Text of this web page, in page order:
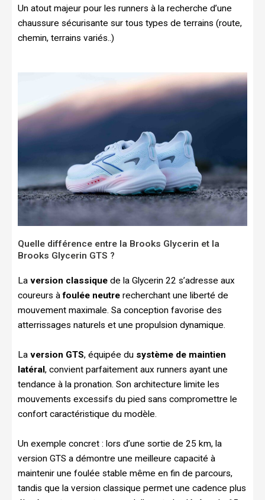
Un atout majeur pour les runners à la recherche d’une
chaussure sécurisante sur tous types de terrains (route,
chemin, terrains variés..)
Quelle différence entre la Brooks Glycerin et la
Brooks Glycerin GTS ?
La version classique de la Glycerin 22 s’adresse aux
coureurs àfoulée neutre recherchant une liberté de
mouvement maximale. Sa conception favorise des
atterrissages naturels et une propulsion dynamique.
La version GTS, équipée du système de maintien
latéral, convient parfaitement aux runners ayant une
tendance à la pronation. Son architecture limite les
mouvements excessifs du pied sans compromettre le
confort caractéristique du modèle.
Un exemple concret : lors d’une sortie de 25 km, la
version GTS a démontre une meilleure capacité à
maintenir une foulée stable même en fin de parcours,
tandis que la version classique permet une cadence plus